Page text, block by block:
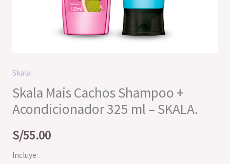
Skala
Skala Mais Cachos Shampoo +
Acondicionador 325 ml – SKALA.
S/55.00
Incluye: